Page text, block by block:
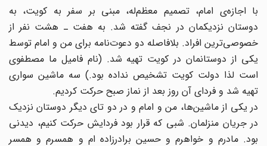
با اجازه‌ی امام، تصمیم معظم‌له، مبنی بر سفر به کویت، به
دوستان نزدیکمان در نجف گفته شد. به هفت ـ هشت نفر از
خصوصی‌ترین افراد. بلافاصله دو دعوت‌نامه برای من و امام توسط
یکی از دوستانمان در کویت تهیه شد. (نام فامیل ما مصطفوی
است لذا دولت کویت تشخیص نداده بود.) سه ماشین سواری
تهیه شد و فردای آن روز بعد از نماز صبح حرکت کردیم.
در یکی از ماشین‌ها، من و امام و در دو تای دیگر دوستان نزدیک
در جریان منزلمان. شبی که قرار بود فردایش حرکت کنیم، دیدنی
بود. مادرم و خواهرم و حسین برادرزاده‌ ام و همسرم و همسر